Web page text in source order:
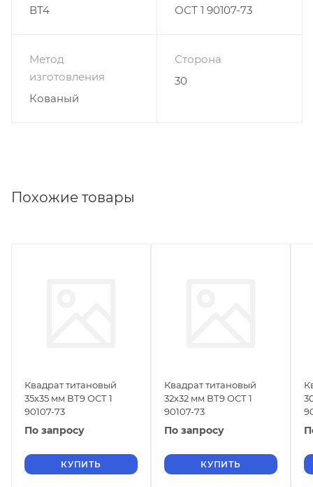
ВТ4
ОСТ 1 90107-73
Метод
изготовления
Кованый
Сторона
30
Похожие товары
Квадрат титановый
35х35 мм ВТ9 ОСТ 1
90107-73
По запросу
КУПИТЬ
Квадрат титановый
32х32 мм ВТ9 ОСТ 1
90107-73
По запросу
КУПИТЬ